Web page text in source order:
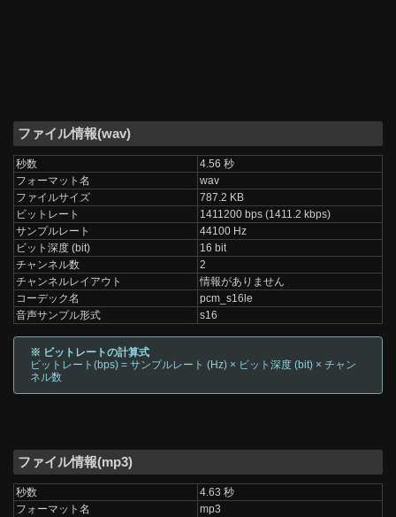
ファイル情報(wav)
秒数
4.56 秒
フォーマット名
wav
ファイルサイズ
787.2 KB
ビットレート
1411200 bps (1411.2 kbps)
サンプルレート
44100 Hz
ビット深度 (bit)
16 bit
チャンネル数
2
チャンネルレイアウト
情報がありません
コーデック名
pcm_s16le
音声サンプル形式
s16
※ ビットレートの計算式
ビットレート(bps) = サンプルレート (Hz) × ビット深度 (bit) × チャン
ネル数
ファイル情報(mp3)
秒数
4.63 秒
フォーマット名
mp3